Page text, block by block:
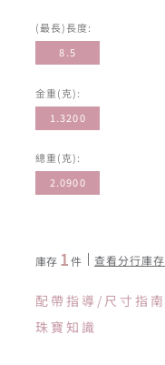
(最長)長度:
8.5
金重(克):
1.3200
總重(克):
2.0900
庫存 1件 查看分行庫存
配帶指導/尺寸指南
珠寶知識